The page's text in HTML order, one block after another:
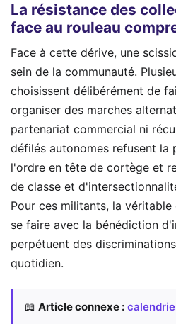
La résistance des
face au rouleau
Face à cette dérive, une
sein de la communauté.
choisissent délibérément de
organiser des marches
partenariat commercial ni
défilés autonomes refusent la
l'ordre en tête de cortège et
de classe et
Pour ces militants, la
se faire avec la bénédiction
perpétuent des
quotidien.
📖 Article connexe :